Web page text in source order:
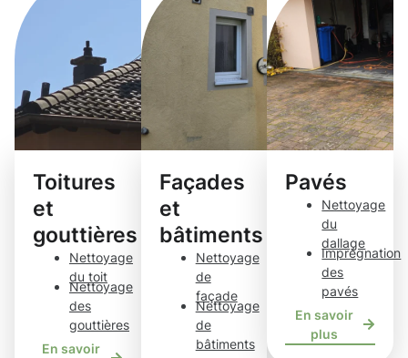
Toitures
et
gouttières
Nettoyage
du toit
Nettoyage
des
gouttières
En savoir
Façades
et
bâtiments
Nettoyage
de
façade
Nettoyage
de
bâtiments
Pavés
Nettoyage
du
dallage
Imprégnation
des
pavés
En savoir
plus